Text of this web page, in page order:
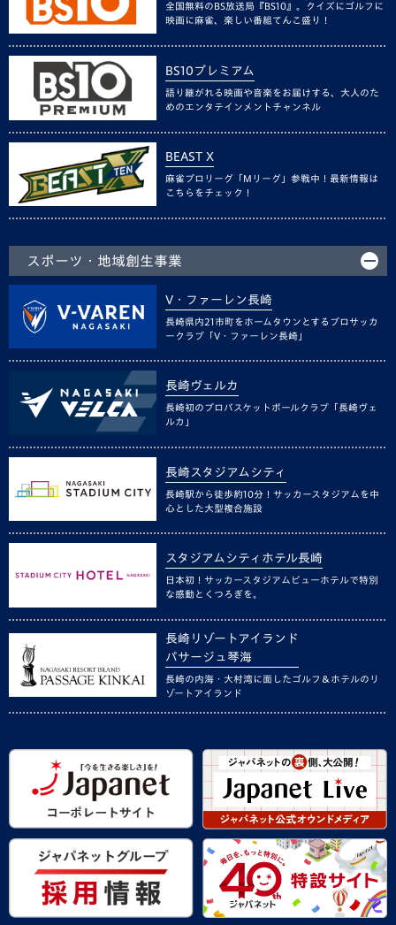
全国無料のBS放送局『BS10』。クイズにゴルフに
映画に麻雀、楽しい番組てんこ盛り！
BS10プレミアム
語り継がれる映画や音楽をお届けする、大人のた
めのエンタテインメントチャンネル
BEAST X
麻雀プロリーグ「Mリーグ」参戦中！最新情報は
こちらをチェック！
スポーツ・地域創生事業
V・ファーレン長崎
長崎県内21市町をホームタウンとするプロサッカ
ークラブ「V・ファーレン長崎」
長崎ヴェルカ
長崎初のプロバスケットボールクラブ「長崎ヴェ
ルカ」
長崎スタジアムシティ
長崎駅から徒歩約10分！サッカースタジアムを中
心とした大型複合施設
スタジアムシティホテル長崎
日本初！サッカースタジアムビューホテルで特別
な感動とくつろぎを。
長崎リゾートアイランド
パサージュ琴海
長崎の内海・大村湾に面したゴルフ＆ホテルのリ
ゾートアイランド